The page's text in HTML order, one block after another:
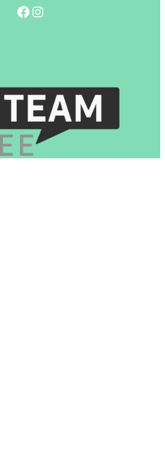
Facebook
Instagram